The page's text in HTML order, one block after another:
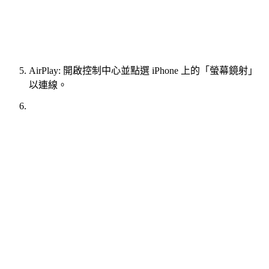
AirPlay: 開啟控制中心並點選 iPhone 上的「螢幕鏡射」
以連線。